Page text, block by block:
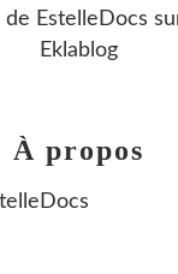
de EstelleDocs
Eklablog
À propos